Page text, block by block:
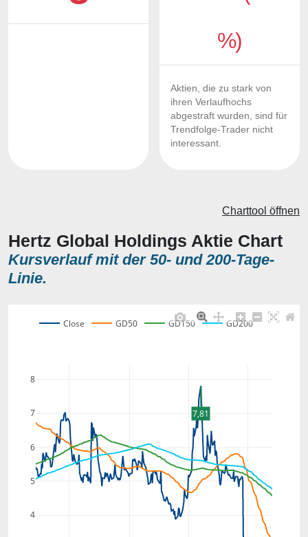
%)
Aktien, die zu stark von
ihren Verlaufhochs
abgestraft wurden, sind für
Trendfolge-Trader nicht
interessant.
Hertz Global Holdings Aktie Chart
Kursverlauf mit der 50- und 200-Tage-
Linie.
Charttool öffnen
4
5
6
7
8
Close GD50 GD150 GD200
7,81